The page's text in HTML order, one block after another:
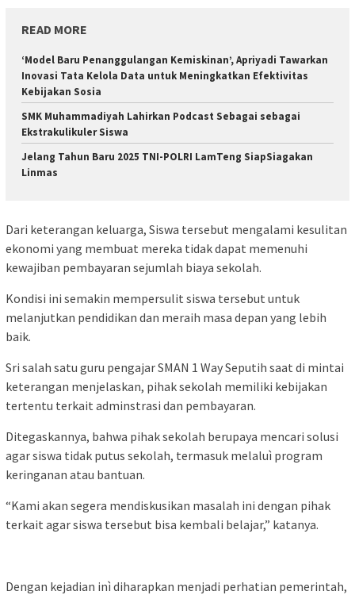
READ MORE
‘Model Baru Penanggulangan Kemiskinan’, Apriyadi Tawarkan
Inovasi Tata Kelola Data untuk Meningkatkan Efektivitas
Kebijakan Sosia
SMK Muhammadiyah Lahirkan Podcast Sebagai sebagai
Ekstrakulikuler Siswa
Jelang Tahun Baru 2025 TNI-POLRI LamTeng SiapSiagakan
Linmas
Dari keterangan keluarga, Siswa tersebut mengalami kesulitan
ekonomi yang membuat mereka tidak dapat memenuhi
kewajiban pembayaran sejumlah biaya sekolah.
Kondisi ini semakin mempersulit siswa tersebut untuk
melanjutkan pendidikan dan meraih masa depan yang lebih
baik.
Sri salah satu guru pengajar SMAN 1 Way Seputih saat di mintai
keterangan menjelaskan, pihak sekolah memiliki kebijakan
tertentu terkait adminstrasi dan pembayaran.
Ditegaskannya, bahwa pihak sekolah berupaya mencari solusi
agar siswa tidak putus sekolah, termasuk melaluì program
keringanan atau bantuan.
“Kami akan segera mendiskusikan masalah ini dengan pihak
terkait agar siswa tersebut bisa kembali belajar,” katanya.
Dengan kejadian inì diharapkan menjadi perhatian pemerintah,